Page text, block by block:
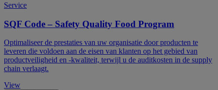
Service
SQF Code – Safety Quality Food Program
Optimaliseer de prestaties van uw organisatie door producten te
leveren die voldoen aan de eisen van klanten op het gebied van
productveiligheid en -kwaliteit, terwijl u de auditkosten in de supply
chain verlaagt.
View